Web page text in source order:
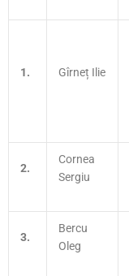
1. Gîrneț Ilie
2.
Cornea
Sergiu
3.
Bercu
Oleg